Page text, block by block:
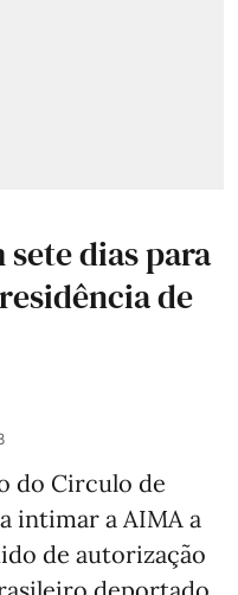
dias para
de
do Circulo de
intimar a AIMA a
de autorização